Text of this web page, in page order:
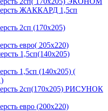
ЖАККАРД 1,5сп
2сп (170х205)
евро( 205х220)
1,5сп(140х205)
1,5сп (140х205) (
2сп(170х205) РИСУНОК
евро (200х220)